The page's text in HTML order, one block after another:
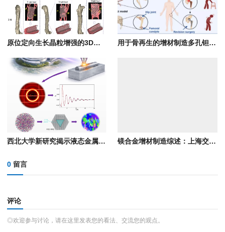
原位定向生长晶粒增强的3D打印骨缺损修复生物陶瓷支架 用于骨再生的增材制造多孔钽支架的精确孔结构优化：概念验证研究
西北大学新研究揭示液态金属原子级排列对激光增材制造晶粒结构的决定性作用 镁合金增材制造综述：上海交大四大技术路线全解析
0 留言
评论
◎欢迎参与讨论，请在这里发表您的看法、交流您的观点。